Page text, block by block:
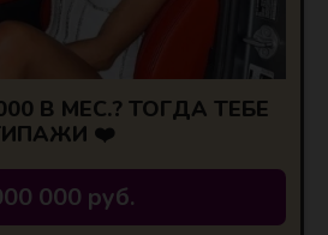
В МЕС.? ТОГДА ТЕБЕ
❤️
000 руб.